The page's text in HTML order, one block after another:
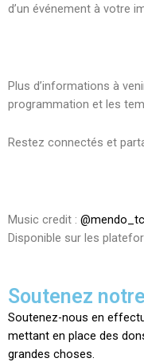
d’un événement à votre
Plus d’informations à
programmation et les
Restez connectés et
Music credit : @mendo_tc
Disponible sur les
Soutenez
Soutenez-nous en
mettant en place des
grandes choses.